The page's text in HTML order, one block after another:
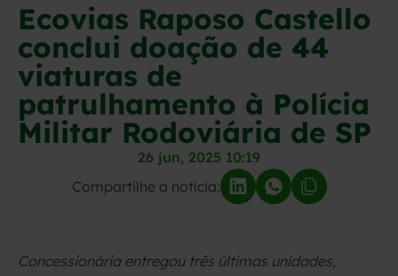
Ecovias Raposo Castello
conclui doação de 44
viaturas de
patrulhamento à Polícia
Militar Rodoviária de SP
26 jun, 2025 10:19
Compartilhe a notícia:
Concessionária entregou três últimas unidades,